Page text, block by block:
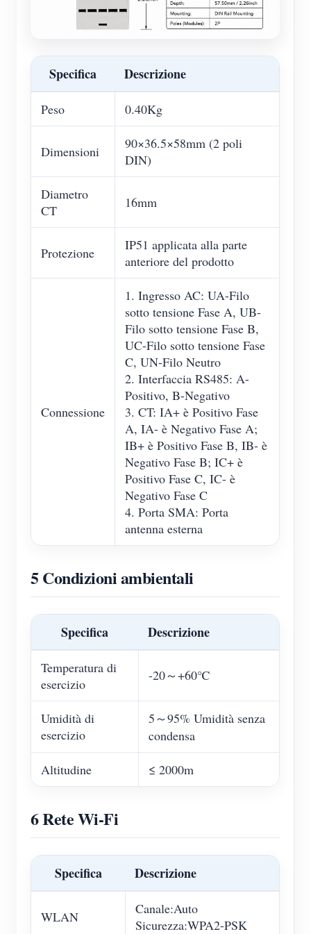
Specifica Descrizione
Peso 0.40Kg
Dimensioni
90×36.5×58mm (2 poli
DIN)
Diametro
CT
16mm
Protezione
IP51 applicata alla parte
anteriore del prodotto
Connessione
1. Ingresso AC: UA-Filo
sotto tensione Fase A, UB-
Filo sotto tensione Fase B,
UC-Filo sotto tensione Fase
C, UN-Filo Neutro
2. Interfaccia RS485: A-
Positivo, B-Negativo
3. CT: IA+ è Positivo Fase
A, IA- è Negativo Fase A;
IB+ è Positivo Fase B, IB- è
Negativo Fase B; IC+ è
Positivo Fase C, IC- è
Negativo Fase C
4. Porta SMA: Porta
antenna esterna
5 Condizioni ambientali
Specifica Descrizione
Temperatura di
esercizio
-20～+60℃
Umidità di
esercizio
5～95% Umidità senza
condensa
Altitudine ≤ 2000m
6 Rete Wi-Fi
Specifica Descrizione
WLAN
Canale:Auto
Sicurezza:WPA2-PSK